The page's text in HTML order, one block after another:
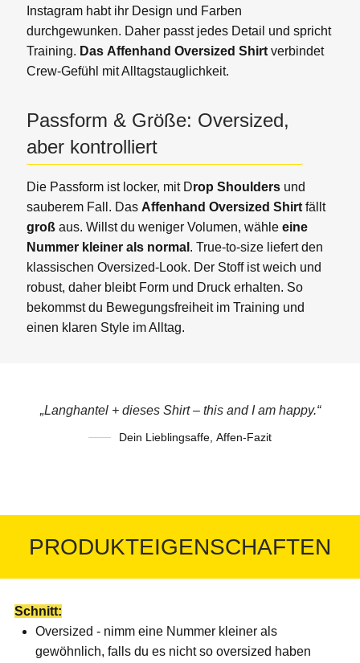
Instagram habt ihr Design und Farben
durchgewunken. Daher passt jedes Detail und spricht
Training. Das Affenhand Oversized Shirtverbindet
Crew-Gefühl mit Alltagstauglichkeit.
Passform & Größe: Oversized,
aber kontrolliert
Die Passform ist locker, mit Drop Shouldersund
sauberem Fall. Das Affenhand Oversized Shirtfällt
großaus. Willst du weniger Volumen, wähle eine
Nummer kleiner als normal . True-to-size liefert den
klassischen Oversized-Look. Der Stoff ist weich und
robust, daher bleibt Form und Druck erhalten. So
bekommst du Bewegungsfreiheit im Training und
einen klaren Style im Alltag.
„Langhantel + dieses Shirt – this and I am happy.“
Dein Lieblingsaffe Affen-Fazit
PRODUKTEIGENSCHAFTEN
Schnitt:
Oversized - nimm eine Nummer kleiner als
gewöhnlich, falls du es nicht so oversized haben